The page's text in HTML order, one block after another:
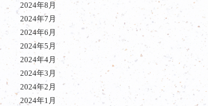
2024年8月
2024年7月
2024年6月
2024年5月
2024年4月
2024年3月
2024年2月
2024年1月